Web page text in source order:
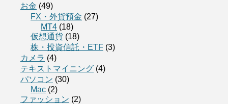
お金 (49)
FX・外貨預金 (27)
MT4 (18)
仮想通貨 (18)
株・投資信託・ETF (3)
カメラ (4)
テキストマイニング (4)
パソコン (30)
Mac (2)
ファッション (2)